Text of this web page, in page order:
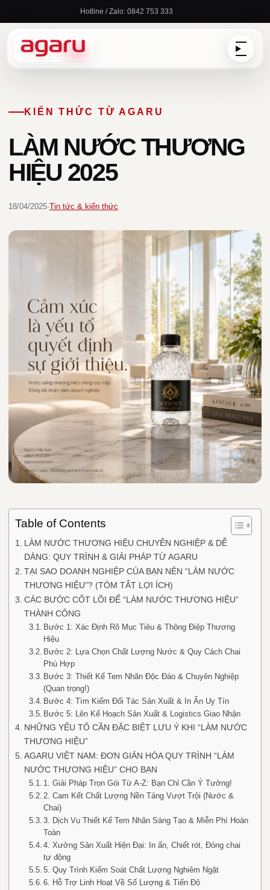
nội
Hotline / Zalo: 0842 753 333
KIẾN THỨC TỪ AGARU
LÀM NƯỚC THƯƠNG
HIỆU 2025
18/04/2025·Tin tức & kiến thức
Table of Contents
LÀM NƯỚC THƯƠNG HIỆU CHUYÊN NGHIỆP & DỄ
DÀNG: QUY TRÌNH & GIẢI PHÁP TỪ AGARU
TẠI SAO DOANH NGHIỆP CỦA BẠN NÊN “LÀM NƯỚC
THƯƠNG HIỆU”? (TÓM TẮT LỢI ÍCH)
CÁC BƯỚC CỐT LÕI ĐỂ “LÀM NƯỚC THƯƠNG HIỆU”
THÀNH CÔNG
Bước 1: Xác Định Rõ Mục Tiêu & Thông Điệp Thương
Hiệu
Bước 2: Lựa Chọn Chất Lượng Nước & Quy Cách Chai
Phù Hợp
Bước 3: Thiết Kế Tem Nhãn Độc Đáo & Chuyên Nghiệp
(Quan trọng!)
Bước 4: Tìm Kiếm Đối Tác Sản Xuất & In Ấn Uy Tín
Bước 5: Lên Kế Hoạch Sản Xuất & Logistics Giao Nhận
NHỮNG YẾU TỐ CẦN ĐẶC BIỆT LƯU Ý KHI “LÀM NƯỚC
THƯƠNG HIỆU”
AGARU VIỆT NAM: ĐƠN GIẢN HÓA QUY TRÌNH “LÀM
NƯỚC THƯƠNG HIỆU” CHO BẠN
1. Giải Pháp Trọn Gói Từ A-Z: Bạn Chỉ Cần Ý Tưởng!
2. Cam Kết Chất Lượng Nền Tảng Vượt Trội (Nước &
Chai)
3. Dịch Vụ Thiết Kế Tem Nhãn Sáng Tạo & Miễn Phí Hoàn
Toàn
4. Xưởng Sản Xuất Hiện Đại: In ấn, Chiết rót, Đóng chai
tự động
5. Quy Trình Kiểm Soát Chất Lượng Nghiêm Ngặt
6. Hỗ Trợ Linh Hoạt Về Số Lượng & Tiến Độ